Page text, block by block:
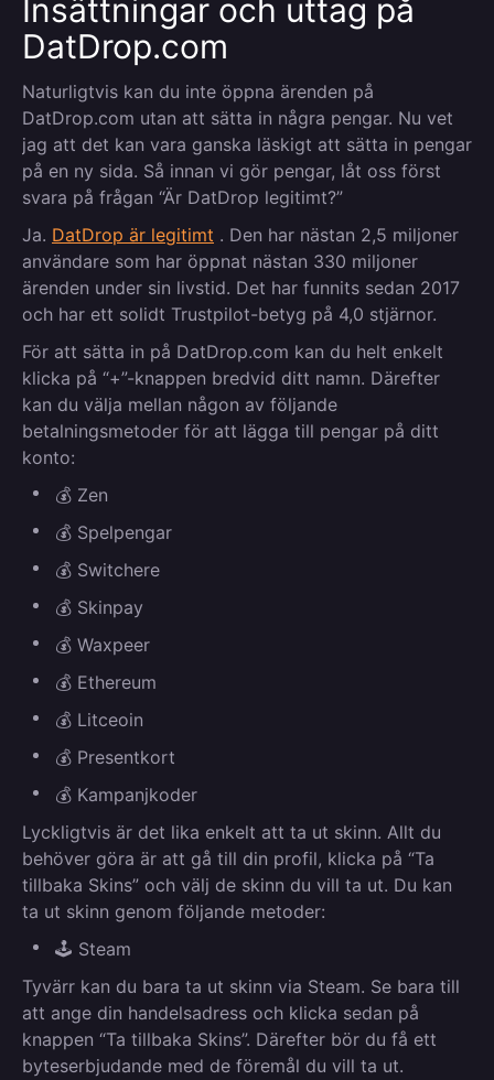
Insättningar och uttag på
DatDrop.com
Naturligtvis kan du inte öppna ärenden på
DatDrop.com utan att sätta in några pengar. Nu vet
jag att det kan vara ganska läskigt att sätta in pengar
på en ny sida. Så innan vi gör pengar, låt oss först
svara på frågan “Är DatDrop legitimt?”
Ja. DatDrop är legitimt . Den har nästan 2,5 miljoner
användare som har öppnat nästan 330 miljoner
ärenden under sin livstid. Det har funnits sedan 2017
och har ett solidt Trustpilot-betyg på 4,0 stjärnor.
För att sätta in på DatDrop.com kan du helt enkelt
klicka på “+”-knappen bredvid ditt namn. Därefter
kan du välja mellan någon av följande
betalningsmetoder för att lägga till pengar på ditt
konto:
💰 Zen
💰 Spelpengar
💰 Switchere
💰 Skinpay
💰 Waxpeer
💰 Ethereum
💰 Litceoin
💰 Presentkort
💰 Kampanjkoder
Lyckligtvis är det lika enkelt att ta ut skinn. Allt du
behöver göra är att gå till din profil, klicka på “Ta
tillbaka Skins” och välj de skinn du vill ta ut. Du kan
ta ut skinn genom följande metoder:
🕹️ Steam
Tyvärr kan du bara ta ut skinn via Steam. Se bara till
att ange din handelsadress och klicka sedan på
knappen “Ta tillbaka Skins”. Därefter bör du få ett
byteserbjudande med de föremål du vill ta ut.